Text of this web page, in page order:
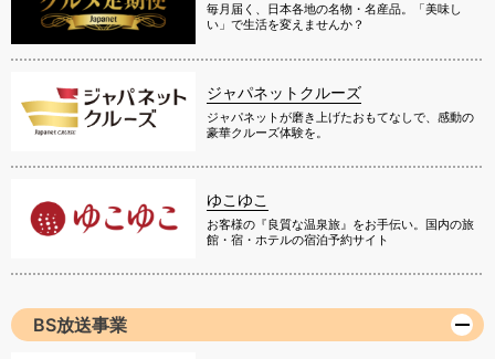
毎月届く、日本各地の名物・名産品。「美味し
い」で生活を変えませんか？
ジャパネットクルーズ
ジャパネットが磨き上げたおもてなしで、感動の
豪華クルーズ体験を。
ゆこゆこ
お客様の『良質な温泉旅』をお手伝い。国内の旅
館・宿・ホテルの宿泊予約サイト
BS放送事業